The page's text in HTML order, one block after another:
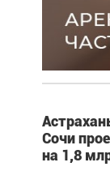
Сочи
на 1,8